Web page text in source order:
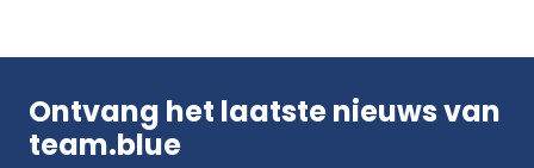
Ontvang het laatste nieuws van
team.blue